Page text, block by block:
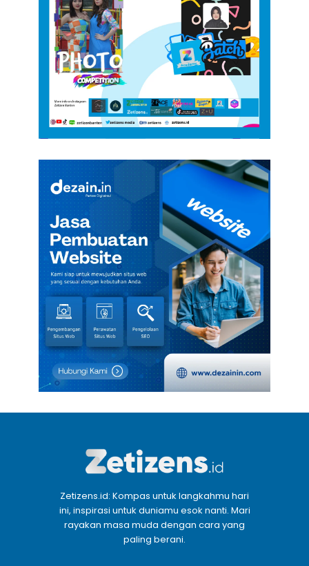
Zetizens.id: Kompas untuk langkahmu hari
ini, inspirasi untuk duniamu esok nanti. Mari
rayakan masa muda dengan cara yang
paling berani.